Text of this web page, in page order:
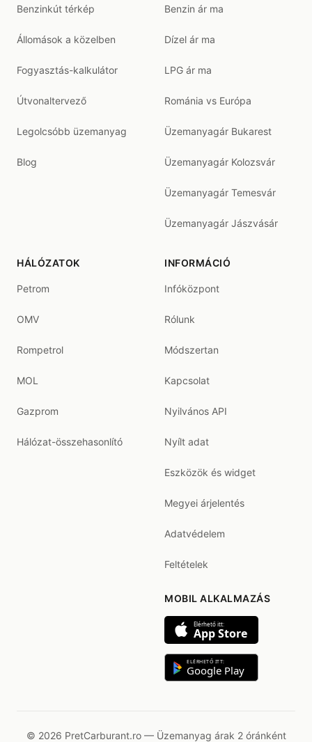
Benzinkút térkép
Állomások a közelben
Fogyasztás-kalkulátor
Útvonaltervező
Legolcsóbb üzemanyag
Blog
Benzin ár ma
Dízel ár ma
LPG ár ma
Románia vs Európa
Üzemanyagár Bukarest
Üzemanyagár Kolozsvár
Üzemanyagár Temesvár
Üzemanyagár Jászvásár
HÁLÓZATOK
Petrom
OMV
Rompetrol
MOL
Gazprom
Hálózat-összehasonlító
INFORMÁCIÓ
Infóközpont
Rólunk
Módszertan
Kapcsolat
Nyilvános API
Nyílt adat
Eszközök és widget
Megyei árjelentés
Adatvédelem
Feltételek
MOBIL ALKALMAZÁS
Elérhető itt:
App Store
ELÉRHETŐ ITT:
Google Play
© 2026 PretCarburant.ro — Üzemanyag árak 2 óránként